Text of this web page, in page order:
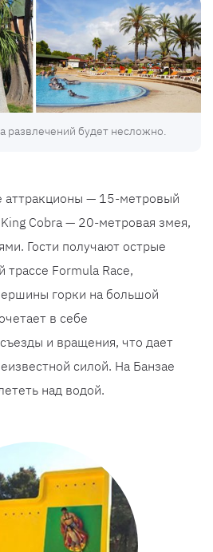
развлечений будет несложно.
аттракционы — 15-метровый
Cobra — 20-метровая змея,
Гости получают острые
Formula Race,
горки на большой
в себе
и вращения, что дает
силой. На Банзае
над водой.